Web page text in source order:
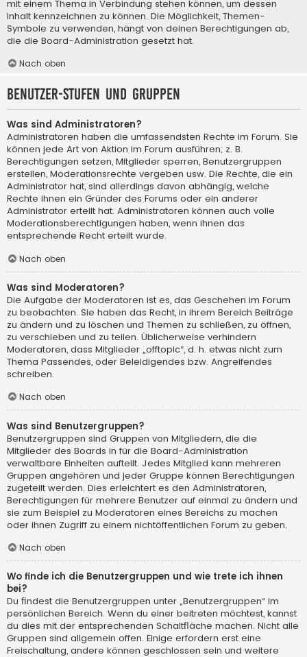
mit einem Thema in Verbindung stehen können, um dessen
Inhalt kennzeichnen zu können. Die Möglichkeit, Themen-
Symbole zu verwenden, hängt von deinen Berechtigungen ab,
die die Board-Administration gesetzt hat.
Nach oben
Benutzer-Stufen und Gruppen
Was sind Administratoren?
Administratoren haben die umfassendsten Rechte im Forum. Sie
können jede Art von Aktion im Forum ausführen; z. B.
Berechtigungen setzen, Mitglieder sperren, Benutzergruppen
erstellen, Moderationsrechte vergeben usw. Die Rechte, die ein
Administrator hat, sind allerdings davon abhängig, welche
Rechte ihnen ein Gründer des Forums oder ein anderer
Administrator erteilt hat. Administratoren können auch volle
Moderationsberechtigungen haben, wenn ihnen das
entsprechende Recht erteilt wurde.
Nach oben
Was sind Moderatoren?
Die Aufgabe der Moderatoren ist es, das Geschehen im Forum
zu beobachten. Sie haben das Recht, in ihrem Bereich Beiträge
zu ändern und zu löschen und Themen zu schließen, zu öffnen,
zu verschieben und zu teilen. Üblicherweise verhindern
Moderatoren, dass Mitglieder „offtopic“, d. h. etwas nicht zum
Thema Passendes, oder Beleidigendes bzw. Angreifendes
schreiben.
Nach oben
Was sind Benutzergruppen?
Benutzergruppen sind Gruppen von Mitgliedern, die die
Mitglieder des Boards in für die Board-Administration
verwaltbare Einheiten aufteilt. Jedes Mitglied kann mehreren
Gruppen angehören und jeder Gruppe können Berechtigungen
zugeteilt werden. Dies erleichtert es den Administratoren,
Berechtigungen für mehrere Benutzer auf einmal zu ändern und
sie zum Beispiel zu Moderatoren eines Bereichs zu machen
oder ihnen Zugriff zu einem nichtöffentlichen Forum zu geben.
Nach oben
Wo finde ich die Benutzergruppen und wie trete ich ihnen
bei?
Du findest die Benutzergruppen unter „Benutzergruppen“ im
persönlichen Bereich. Wenn du einer beitreten möchtest, kannst
du dies mit der entsprechenden Schaltfläche machen. Nicht alle
Gruppen sind allgemein offen. Einige erfordern erst eine
Freischaltung, andere können geschlossen sein und weitere